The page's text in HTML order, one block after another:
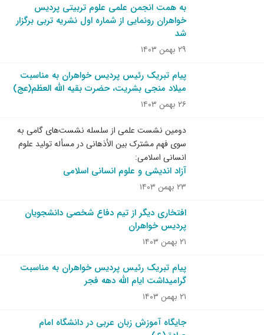
به همت انجمن علمی علوم تربیتی پردیس
خواهران رونمایی از شماره اول نشریه تربی برگزار
شد
۲۹ بهمن ۱۴۰۳
پیام تبریک رئیس پردیس خواهران به مناسبت
میلاد منجی بشریت، حضرت بقیه‌ الله‌ العظم(عج)
۲۶ بهمن ۱۴۰۳
دومین نشست علمی از سلسله نشست‌های گامی به
سوی فهم مشترک بین الأذهانی در مسأله تولید علوم
انسانی اسلامی:
آزاد اندیشی و علوم انسانی اسلامی
۲۳ بهمن ۱۴۰۳
افتخاری دیگر از تیم دفاع شخصی دانشجویان
پردیس خواهران
۲۱ بهمن ۱۴۰۳
پیام تبریک رئیس پردیس خواهران به مناسبت
گرامیداشت ایام الله دهه فجر
۲۱ بهمن ۱۴۰۳
جایگاه آموزش زبان عربی در دانشگاه امام